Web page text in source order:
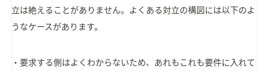
立は絶えることがありません。よくある対立の構図には以下のよ
うなケースがあります。
・要求する側はよくわからないため、あれもこれも要件に入れて